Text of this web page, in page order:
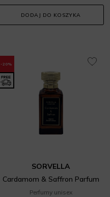
DODAJ DO KOSZYKA
-20%
SORVELLA
Cardamom & Saffron Parfum
Perfumy unisex